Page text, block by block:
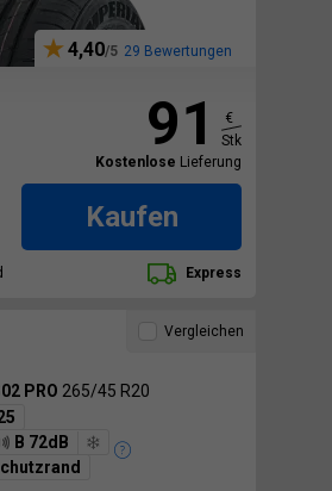
4,40 29 Bewertungen
91
€
Stk
Kostenlose Lieferung
Kaufen
Express
PRO 265/45 R20
B 72dB
Vergleichen